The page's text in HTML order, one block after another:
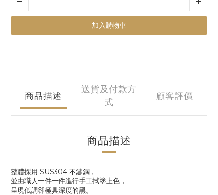
加入購物車
商品描述
送貨及付款方
式
顧客評價
商品描述
整體採用 SUS304 不鏽鋼，
並由職人一件一件進行手工拭塗上色，
呈現低調卻極具深度的黑。